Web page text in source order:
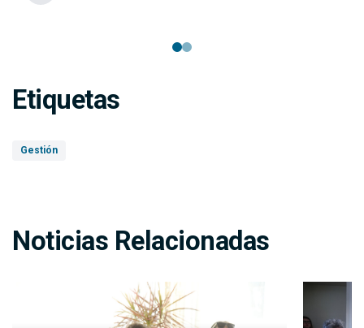
Etiquetas
Gestión
Noticias Relacionadas